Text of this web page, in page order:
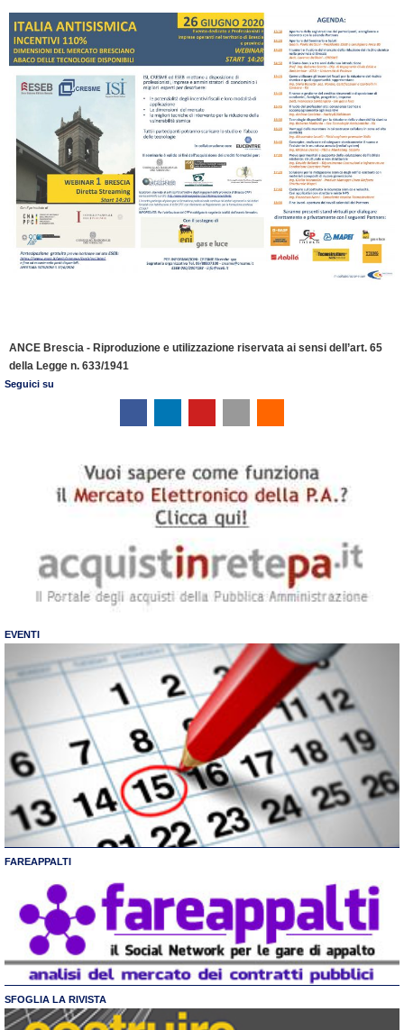
ANCE Brescia - Riproduzione e utilizzazione riservata ai sensi dell’art. 65
della Legge n. 633/1941
Seguici su
EVENTI
FAREAPPALTI
SFOGLIA LA RIVISTA